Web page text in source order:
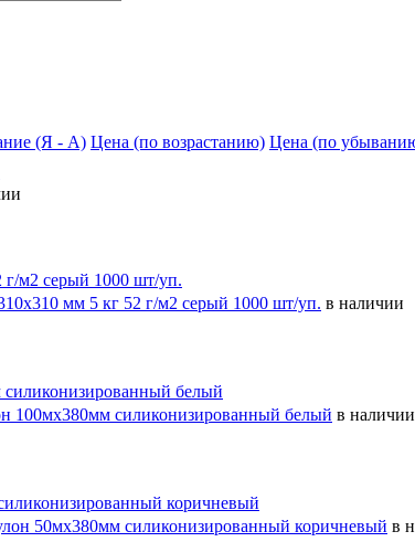
(Я - А) Цена (по возрастанию) Цена (по
мм 5 кг 52 г/м2 серый 1000 шт/уп. в наличии
100мх380мм силиконизированный белый в наличии
50мх380мм силиконизированный коричневый в